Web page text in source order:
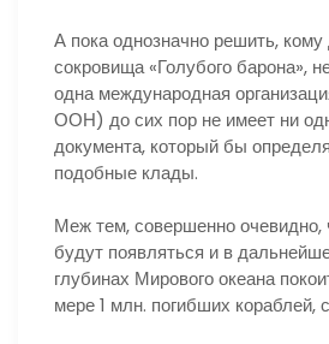
А пока однозначно решить, кому
сокровища «Голубого барона»,
одна международная
ООН) до сих пор не имеет ни
документа, который бы
подобные клады.
Меж тем, совершенно очевидно,
будут появляться и в
глубинах Мирового океана
мере 1 млн. погибших кораблей,